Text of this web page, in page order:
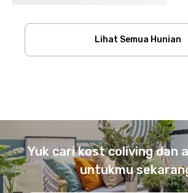
Lihat Semua Hunian
Yuk cari kost coliving dan
untukmu